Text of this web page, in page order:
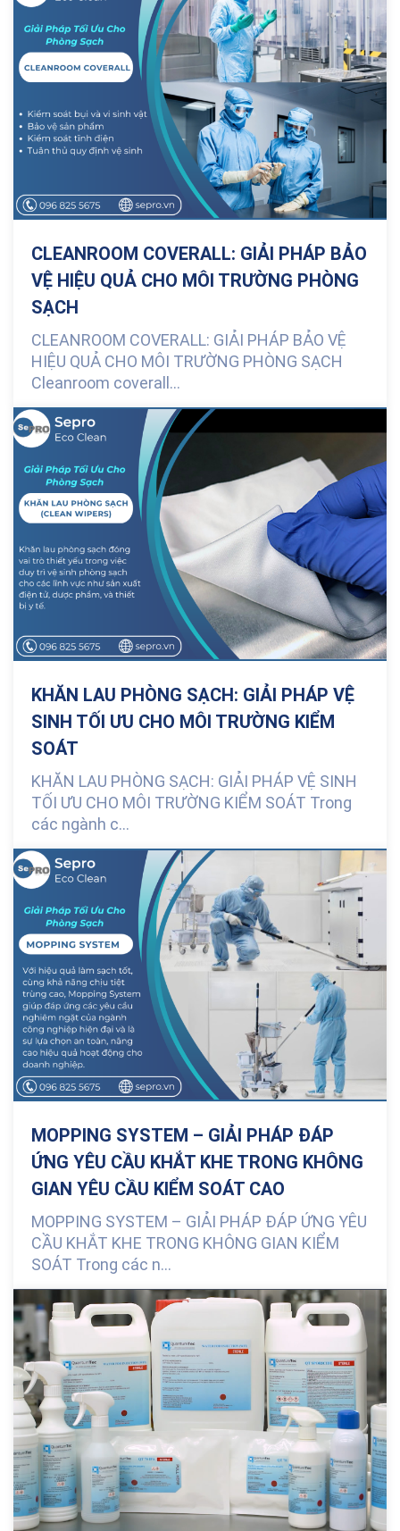
CLEANROOM COVERALL: GIẢI PHÁP BẢO
VỆ HIỆU QUẢ CHO MÔI TRƯỜNG PHÒNG
SẠCH
CLEANROOM COVERALL: GIẢI PHÁP BẢO VỆ
HIỆU QUẢ CHO MÔI TRƯỜNG PHÒNG SẠCH
Cleanroom coverall...
0 Comments
KHĂN LAU PHÒNG SẠCH: GIẢI PHÁP VỆ
SINH TỐI ƯU CHO MÔI TRƯỜNG KIỂM
SOÁT
KHĂN LAU PHÒNG SẠCH: GIẢI PHÁP VỆ SINH
TỐI ƯU CHO MÔI TRƯỜNG KIỂM SOÁT Trong
các ngành c...
0 Comments
MOPPING SYSTEM – GIẢI PHÁP ĐÁP
ỨNG YÊU CẦU KHẮT KHE TRONG KHÔNG
GIAN YÊU CẦU KIỂM SOÁT CAO
MOPPING SYSTEM – GIẢI PHÁP ĐÁP ỨNG YÊU
CẦU KHẮT KHE TRONG KHÔNG GIAN KIỂM
SOÁT Trong các n...
0 Comments